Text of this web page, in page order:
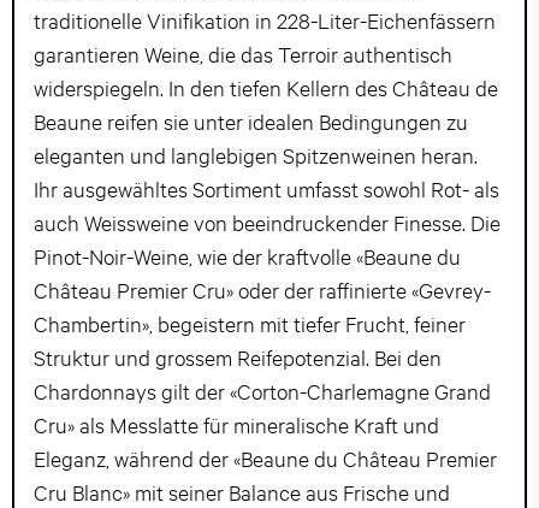
traditionelle Vinifikation in 228-Liter-Eichenfässern
garantieren Weine, die das Terroir authentisch
widerspiegeln. In den tiefen Kellern des Château de
Beaune reifen sie unter idealen Bedingungen zu
eleganten und langlebigen Spitzenweinen heran.
Ihr ausgewähltes Sortiment umfasst sowohl Rot- als
auch Weissweine von beeindruckender Finesse. Die
Pinot-Noir-Weine, wie der kraftvolle «Beaune du
Château Premier Cru» oder der raffinierte «Gevrey-
Chambertin», begeistern mit tiefer Frucht, feiner
Struktur und grossem Reifepotenzial. Bei den
Chardonnays gilt der «Corton-Charlemagne Grand
Cru» als Messlatte für mineralische Kraft und
Eleganz, während der «Beaune du Château Premier
Cru Blanc» mit seiner Balance aus Frische und